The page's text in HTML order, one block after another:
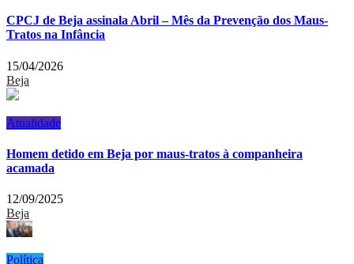
CPCJ de Beja assinala Abril – Mês da Prevenção dos Maus-
Tratos na Infância
15/04/2026
Beja
Atualidade
Homem detido em Beja por maus-tratos à companheira
acamada
12/09/2025
Beja
Política